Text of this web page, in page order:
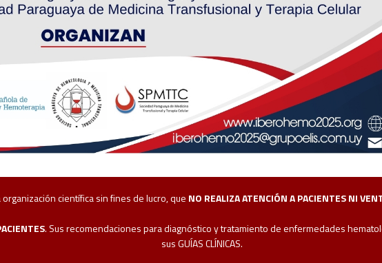
organización científica sin fines de lucro, que NO REALIZA ATENCIÓN A PACIENTES NI
. Sus recomendaciones para diagnóstico y tratamiento de enfermedades
sus GUÍAS CLÍNICAS.